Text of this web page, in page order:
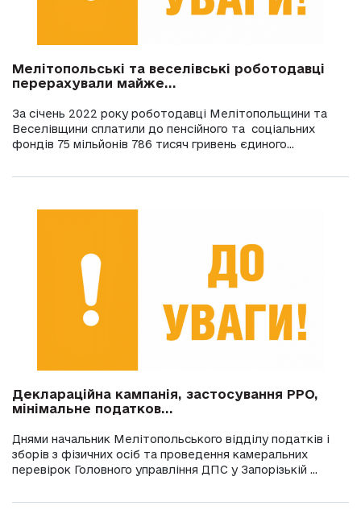
Мелітопольські та веселівські роботодавці
перерахували майже...
За січень 2022 року роботодавці Мелітопольщини та
Веселівщини сплатили до пенсійного та соціальних
фондів 75 мільйонів 786 тисяч гривень єдиного...
Деклараційна кампанія, застосування РРО,
мінімальне податков...
Днями начальник Мелітопольського відділу податків і
зборів з фізичних осіб та проведення камеральних
перевірок Головного управління ДПС у Запорізькій ...